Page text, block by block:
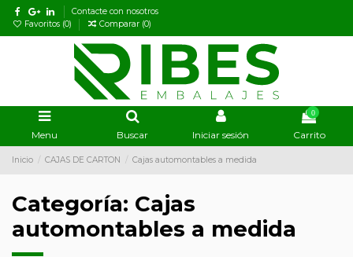
Contacte con nosotros
Favoritos (0) Comparar (0)
Menu Buscar Iniciar sesión
0
Carrito
Inicio CAJAS DE CARTON Cajas automontables a medida
Categoría: Cajas
automontables a medida